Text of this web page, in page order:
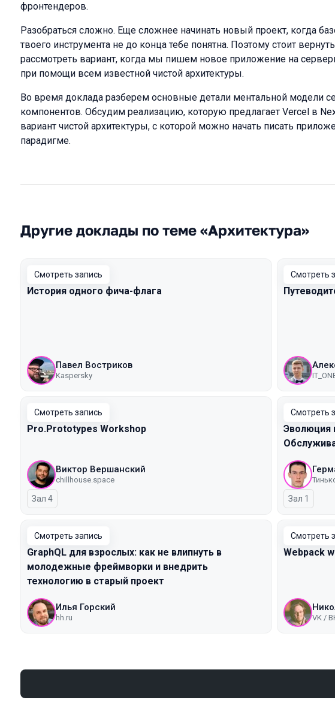
фронтендеров.
Разобраться сложно. Еще сложнее начинать новый проект, когда
твоего инструмента не до конца тебе понятна. Поэтому стоит
рассмотреть вариант, когда мы пишем новое приложение на
при помощи всем известной чистой архитектуры.
Во время доклада разберем основные детали ментальной модели
компонентов. Обсудим реализацию, которую предлагает Vercel в
вариант чистой архитектуры, с которой можно начать писать
парадигме.
Другие доклады по теме «Архитектура»
Смотреть запись
История одного фича-флага
Павел Востриков
Kaspersky
Смотреть
Смотреть запись
Pro.Prototypes Workshop
Виктор Вершанский
chillhouse.space
Зал 4
Смотреть
Эволюция
Зал 1
Смотреть запись
GraphQL для взрослых: как не влипнуть в
молодежные фреймворки и внедрить
технологию в старый проект
Илья Горский
hh.ru
Смотреть
Webpack
VK /